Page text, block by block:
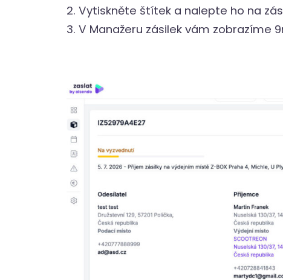
2. Vytiskněte štítek a nalepte ho na
3. V Manažeru zásilek vám zobrazíme